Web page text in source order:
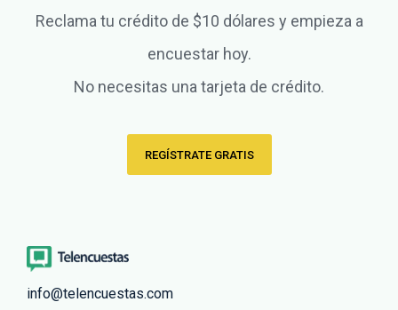
Reclama tu crédito de $10 dólares y empieza a
encuestar hoy.
No necesitas una tarjeta de crédito.
REGÍSTRATE GRATIS
info@telencuestas.com